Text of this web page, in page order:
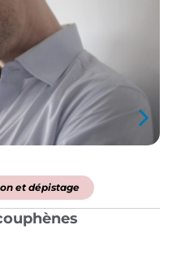
et dépistage